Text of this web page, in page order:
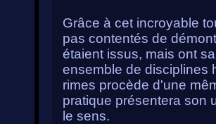
Grâce à cet incroyable
pas contentés de
étaient issus, mais ont
ensemble de disciplines
rimes procède d'une
pratique présentera son
le sens.